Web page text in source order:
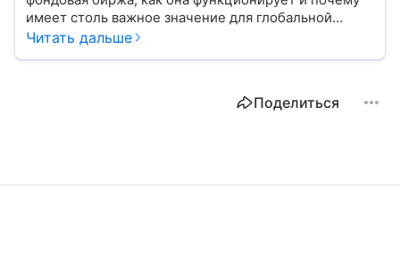
имеет столь важное значение для глобальной
экономики.
Читать дальше
Поделиться